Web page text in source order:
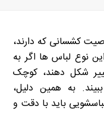
کشسانی که دارند،
نوع لباس ها اگر به
شکل دهند، کوچک
به همین دلیل،
باید با دقت و